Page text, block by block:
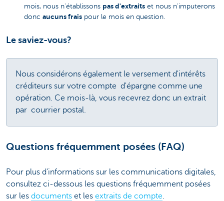
mois, nous n'établissons pas d'extraits et nous n'imputerons
donc aucuns frais pour le mois en question.
Le saviez-vous?
Nous considérons également le versement d'intérêts
créditeurs sur votre compte d'épargne comme une
opération. Ce mois-là, vous recevrez donc un extrait
par courrier postal.
Questions fréquemment posées (FAQ)
Pour plus d'informations sur les communications digitales,
consultez ci-dessous les questions fréquemment posées
sur les documents et les extraits de compte.